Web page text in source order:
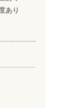
あり